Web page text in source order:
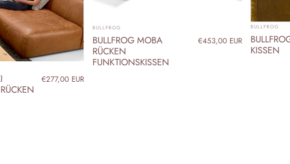
€277,00 EUR
ANBIETER:
BULLFROG
BULLFROG MOBA
RÜCKEN
FUNKTIONSKISSEN
€453,00 EUR
ANBIETER:
BULLFROG
KISSEN